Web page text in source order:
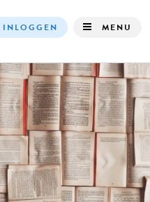
navigation
INLOGGEN MENU